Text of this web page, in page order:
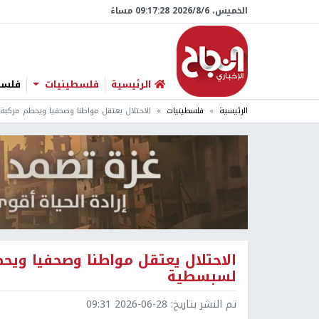
الخميس، 6/‏8/‏2026 09:17:29 مساءً
الرئيسية فلسطينيات
الرئيسية فلسطينيات الاحتلال يعتقل مواطنا وصحفيا ويحطم
الاحتلال يعتقل مواطنا وصحفيا
لسبسطية
تم النشر بتاريخ: 2026-06-28 09:31